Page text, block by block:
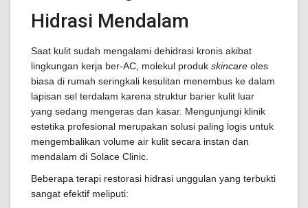
Hidrasi Mendalam
Saat kulit sudah mengalami dehidrasi kronis akibat
lingkungan kerja ber-AC, molekul produk skincare oles
biasa di rumah seringkali kesulitan menembus ke dalam
lapisan sel terdalam karena struktur barier kulit luar
yang sedang mengeras dan kasar. Mengunjungi klinik
estetika profesional merupakan solusi paling logis untuk
mengembalikan volume air kulit secara instan dan
mendalam di Solace Clinic.
Beberapa terapi restorasi hidrasi unggulan yang terbukti
sangat efektif meliputi: